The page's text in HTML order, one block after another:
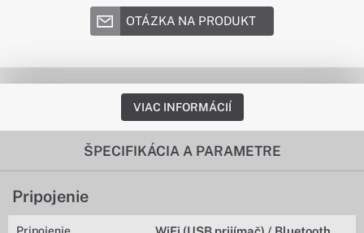
OTÁZKA NA PRODUKT
VIAC INFORMÁCIÍ
ŠPECIFIKÁCIA A PARAMETRE
Pripojenie